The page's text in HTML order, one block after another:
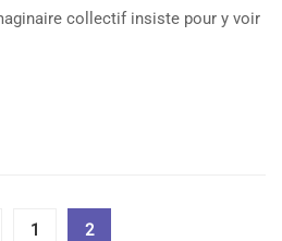
collectif insiste pour y voir
1 2